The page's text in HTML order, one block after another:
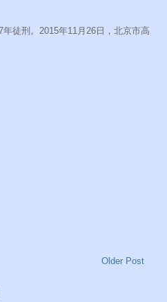
徒刑。2015年11月26日，北京市高
Older Post